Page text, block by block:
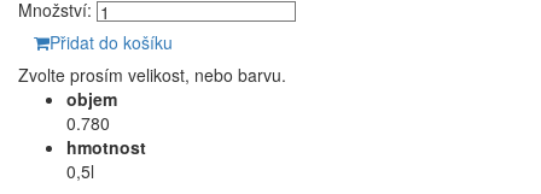
Množství:
Přidat do košíku
Zvolte prosím velikost, nebo barvu.
objem
0.780
hmotnost
0,5l